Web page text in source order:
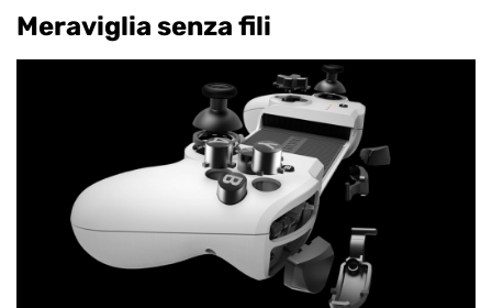
Meraviglia senza fili